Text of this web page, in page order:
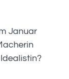
Januar